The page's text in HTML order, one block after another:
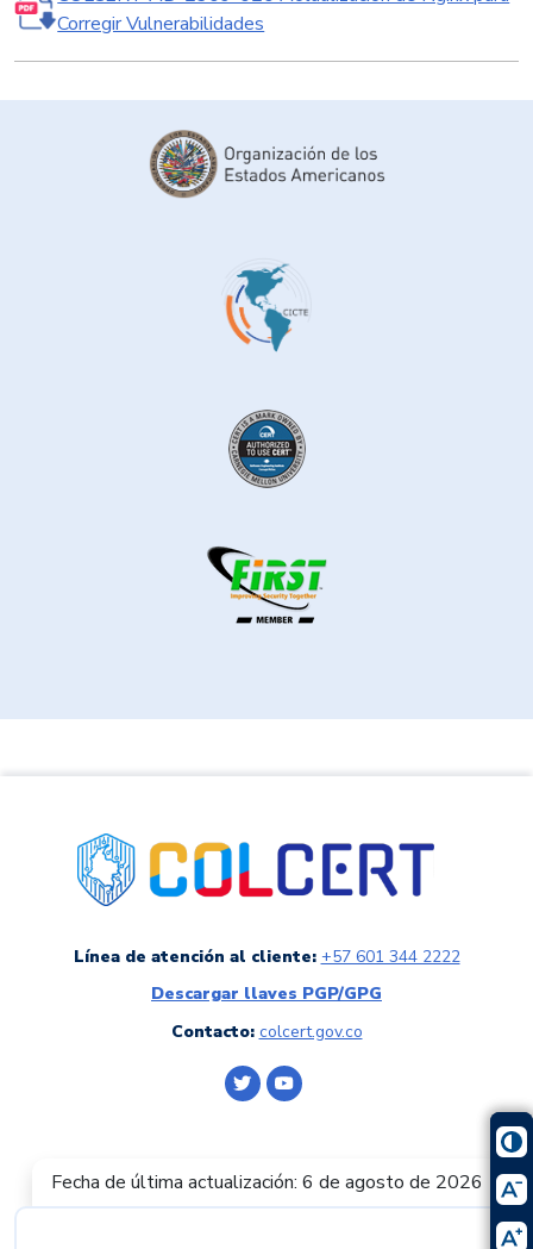
Corregir Vulnerabilidades
link a colCERT
Línea de atención al cliente: +57 601 344 2222
Descargar llaves PGP/GPG
Contacto: colcert.gov.co
Logo Twitter
Fecha de última actualización: 6 de agosto de 2026